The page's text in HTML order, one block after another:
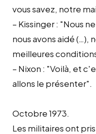
vous savez, notre
– Kissinger : "Nous
nous avons aidé (…),
meilleures
– Nixon : "Voilà, et
allons le présenter".
Octobre 1973.
Les militaires ont pris